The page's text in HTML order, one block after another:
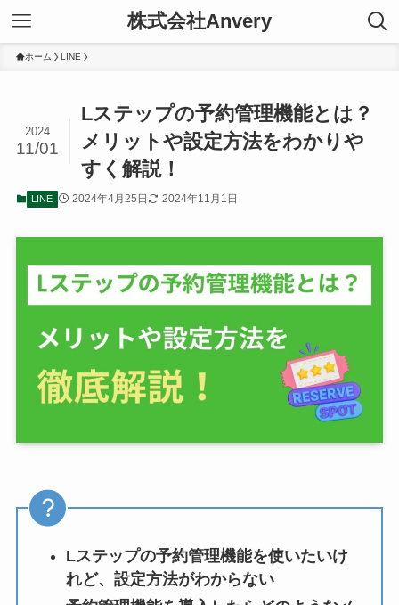
株式会社Anvery
ホーム LINE
Lステップの予約管理機能とは？
メリットや設定方法をわかりや
すく解説！
2024
11/01
LINE 2024年4月25日 2024年11月1日
Lステップの予約管理機能を使いたいけ
れど、設定方法がわからない